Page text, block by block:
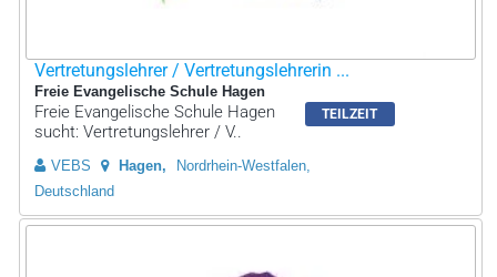
Vertretungslehrer / Vertretungslehrerin ...
Freie Evangelische Schule Hagen
TEILZEIT
Freie Evangelische Schule Hagen
sucht: Vertretungslehrer / V..
VEBS Hagen
Nordrhein-Westfalen,
Deutschland